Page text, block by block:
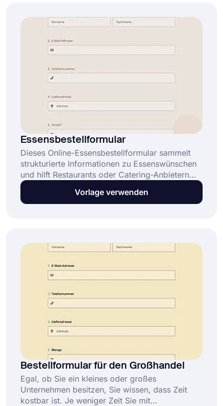
Essensbestellformular
Dieses Online-Essensbestellformular sammelt
strukturierte Informationen zu Essenswünschen
und hilft Restaurants oder Catering-Anbietern
dabei, Online-Bestellungen effizient zu
verwalten und Lieferungen oder Abholungen zu
Vorlage verwenden
Bestellformular für den Großhandel
Egal, ob Sie ein kleines oder großes
Unternehmen besitzen, Sie wissen, dass Zeit
kostbar ist. Je weniger Zeit Sie mit